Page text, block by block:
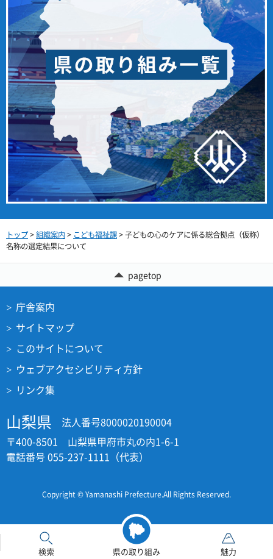
検索 県の取り組み 魅力
トップ>組織案内> こども福祉課> 子どもの心のケアに係る総合拠点（仮称）
名称の選定結果について
pagetop
庁舎案内
サイトマップ
このサイトについて
ウェブアクセシビリティ方針
リンク集
山梨県
法人番号8000020190004
〒400-8501 山梨県甲府市丸の内1-6-1
電話番号 055-237-1111（代表）
Copyright © Yamanashi Prefecture.All Rights Reserved.